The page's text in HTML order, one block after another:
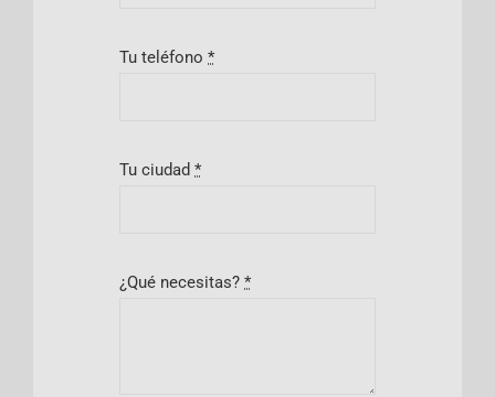
Tu teléfono*
Tu ciudad*
¿Qué necesitas?*